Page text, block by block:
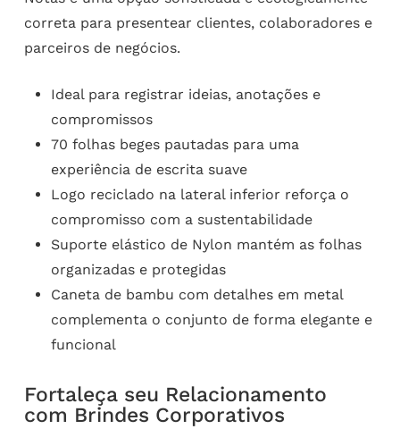
correta para presentear clientes, colaboradores e
parceiros de negócios.
Ideal para registrar ideias, anotações e
compromissos
70 folhas beges pautadas para uma
experiência de escrita suave
Logo reciclado na lateral inferior reforça o
compromisso com a sustentabilidade
Suporte elástico de Nylon mantém as folhas
organizadas e protegidas
Caneta de bambu com detalhes em metal
complementa o conjunto de forma elegante e
funcional
Fortaleça seu Relacionamento
com Brindes Corporativos